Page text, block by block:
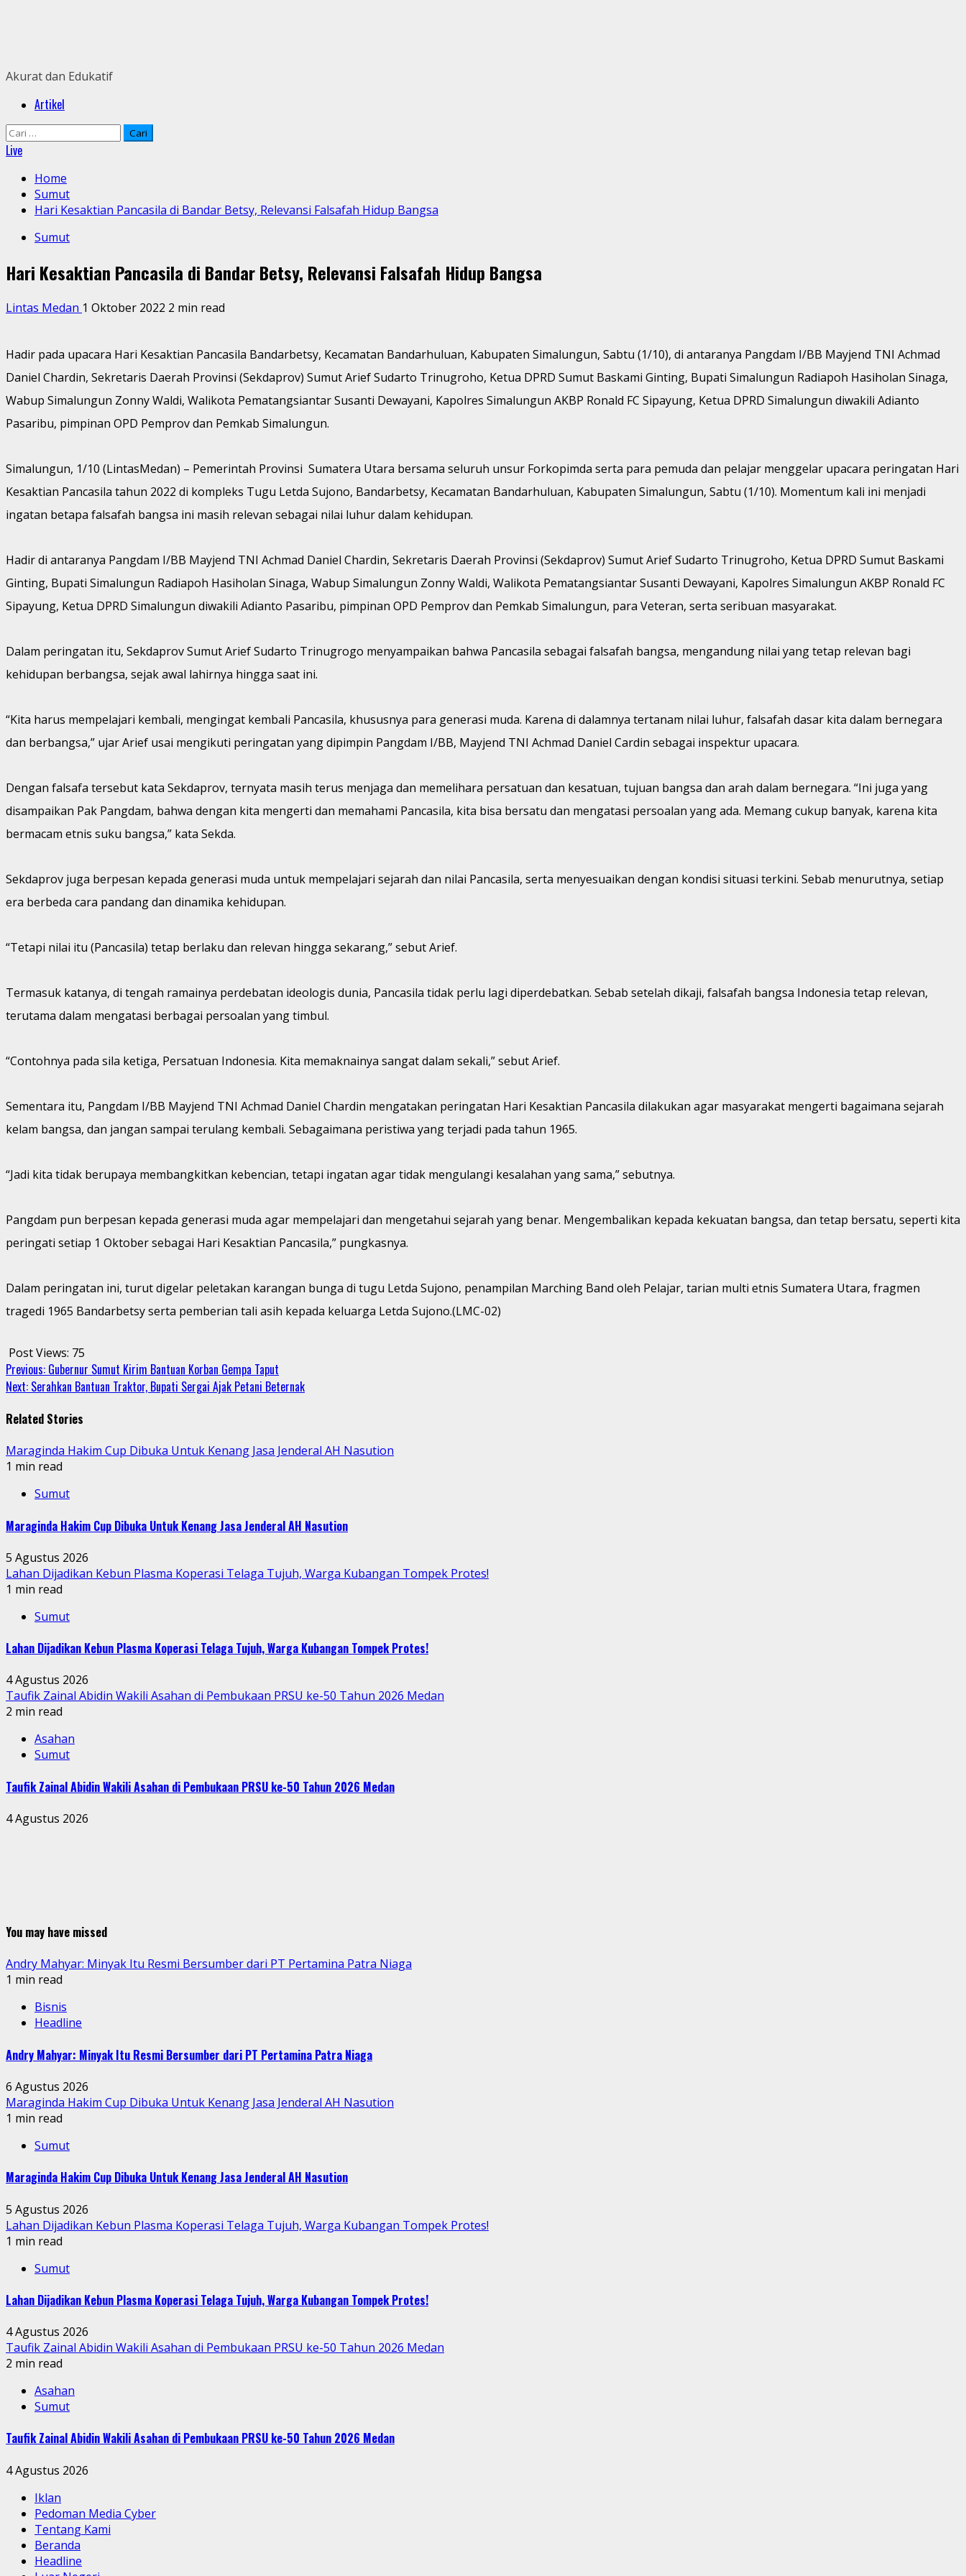
Akurat dan Edukatif
PrimaryArtikel
Cari
untuk:
Live
Home
Sumut
Hari Kesaktian Pancasila di Bandar Betsy, Relevansi Falsafah Hidup Bangsa
Sumut
Hari Kesaktian Pancasila di Bandar Betsy, Relevansi Falsafah Hidup Bangsa
Lintas Medan 1 Oktober 2022 2 min read
Hadir pada upacara Hari Kesaktian Pancasila Bandarbetsy, Kecamatan Bandarhuluan, Kabupaten Simalungun, Sabtu (1/10), di antaranya Pangdam I/BB Mayjend TNI Achmad
Daniel Chardin, Sekretaris Daerah Provinsi (Sekdaprov) Sumut Arief Sudarto Trinugroho, Ketua DPRD Sumut Baskami Ginting, Bupati Simalungun Radiapoh Hasiholan Sinaga,
Wabup Simalungun Zonny Waldi, Walikota Pematangsiantar Susanti Dewayani, Kapolres Simalungun AKBP Ronald FC Sipayung, Ketua DPRD Simalungun diwakili Adianto
Pasaribu, pimpinan OPD Pemprov dan Pemkab Simalungun.
Simalungun, 1/10 (LintasMedan) – Pemerintah Provinsi Sumatera Utara bersama seluruh unsur Forkopimda serta para pemuda dan pelajar menggelar upacara peringatan Hari
Kesaktian Pancasila tahun 2022 di kompleks Tugu Letda Sujono, Bandarbetsy, Kecamatan Bandarhuluan, Kabupaten Simalungun, Sabtu (1/10). Momentum kali ini menjadi
ingatan betapa falsafah bangsa ini masih relevan sebagai nilai luhur dalam kehidupan.
Hadir di antaranya Pangdam I/BB Mayjend TNI Achmad Daniel Chardin, Sekretaris Daerah Provinsi (Sekdaprov) Sumut Arief Sudarto Trinugroho, Ketua DPRD Sumut Baskami
Ginting, Bupati Simalungun Radiapoh Hasiholan Sinaga, Wabup Simalungun Zonny Waldi, Walikota Pematangsiantar Susanti Dewayani, Kapolres Simalungun AKBP Ronald FC
Sipayung, Ketua DPRD Simalungun diwakili Adianto Pasaribu, pimpinan OPD Pemprov dan Pemkab Simalungun, para Veteran, serta seribuan masyarakat.
Dalam peringatan itu, Sekdaprov Sumut Arief Sudarto Trinugrogo menyampaikan bahwa Pancasila sebagai falsafah bangsa, mengandung nilai yang tetap relevan bagi
kehidupan berbangsa, sejak awal lahirnya hingga saat ini.
“Kita harus mempelajari kembali, mengingat kembali Pancasila, khususnya para generasi muda. Karena di dalamnya tertanam nilai luhur, falsafah dasar kita dalam bernegara
dan berbangsa,” ujar Arief usai mengikuti peringatan yang dipimpin Pangdam I/BB, Mayjend TNI Achmad Daniel Cardin sebagai inspektur upacara.
Dengan falsafa tersebut kata Sekdaprov, ternyata masih terus menjaga dan memelihara persatuan dan kesatuan, tujuan bangsa dan arah dalam bernegara. “Ini juga yang
disampaikan Pak Pangdam, bahwa dengan kita mengerti dan memahami Pancasila, kita bisa bersatu dan mengatasi persoalan yang ada. Memang cukup banyak, karena kita
bermacam etnis suku bangsa,” kata Sekda.
Sekdaprov juga berpesan kepada generasi muda untuk mempelajari sejarah dan nilai Pancasila, serta menyesuaikan dengan kondisi situasi terkini. Sebab menurutnya, setiap
era berbeda cara pandang dan dinamika kehidupan.
“Tetapi nilai itu (Pancasila) tetap berlaku dan relevan hingga sekarang,” sebut Arief.
Termasuk katanya, di tengah ramainya perdebatan ideologis dunia, Pancasila tidak perlu lagi diperdebatkan. Sebab setelah dikaji, falsafah bangsa Indonesia tetap relevan,
terutama dalam mengatasi berbagai persoalan yang timbul.
“Contohnya pada sila ketiga, Persatuan Indonesia. Kita memaknainya sangat dalam sekali,” sebut Arief.
Sementara itu, Pangdam I/BB Mayjend TNI Achmad Daniel Chardin mengatakan peringatan Hari Kesaktian Pancasila dilakukan agar masyarakat mengerti bagaimana sejarah
kelam bangsa, dan jangan sampai terulang kembali. Sebagaimana peristiwa yang terjadi pada tahun 1965.
“Jadi kita tidak berupaya membangkitkan kebencian, tetapi ingatan agar tidak mengulangi kesalahan yang sama,” sebutnya.
Pangdam pun berpesan kepada generasi muda agar mempelajari dan mengetahui sejarah yang benar. Mengembalikan kepada kekuatan bangsa, dan tetap bersatu, seperti kita
peringati setiap 1 Oktober sebagai Hari Kesaktian Pancasila,” pungkasnya.
Dalam peringatan ini, turut digelar peletakan karangan bunga di tugu Letda Sujono, penampilan Marching Band oleh Pelajar, tarian multi etnis Sumatera Utara, fragmen
tragedi 1965 Bandarbetsy serta pemberian tali asih kepada keluarga Letda Sujono.(LMC-02)
Post Views: 75
Continue
Reading
Previous: Gubernur Sumut Kirim Bantuan Korban Gempa Taput
Next: Serahkan Bantuan Traktor, Bupati Sergai Ajak Petani Beternak
Related Stories
Maraginda Hakim Cup Dibuka Untuk Kenang Jasa Jenderal AH Nasution
1 min read
Sumut
Maraginda Hakim Cup Dibuka Untuk Kenang Jasa Jenderal AH Nasution
5 Agustus 2026
Lahan Dijadikan Kebun Plasma Koperasi Telaga Tujuh, Warga Kubangan Tompek Protes!
1 min read
Sumut
Lahan Dijadikan Kebun Plasma Koperasi Telaga Tujuh, Warga Kubangan Tompek Protes!
4 Agustus 2026
Taufik Zainal Abidin Wakili Asahan di Pembukaan PRSU ke-50 Tahun 2026 Medan
2 min read
Asahan
Sumut
Taufik Zainal Abidin Wakili Asahan di Pembukaan PRSU ke-50 Tahun 2026 Medan
4 Agustus 2026
You may have missed
Andry Mahyar: Minyak Itu Resmi Bersumber dari PT Pertamina Patra Niaga
1 min read
Bisnis
Headline
Andry Mahyar: Minyak Itu Resmi Bersumber dari PT Pertamina Patra Niaga
6 Agustus 2026
Maraginda Hakim Cup Dibuka Untuk Kenang Jasa Jenderal AH Nasution
1 min read
Sumut
Maraginda Hakim Cup Dibuka Untuk Kenang Jasa Jenderal AH Nasution
5 Agustus 2026
Lahan Dijadikan Kebun Plasma Koperasi Telaga Tujuh, Warga Kubangan Tompek Protes!
1 min read
Sumut
Lahan Dijadikan Kebun Plasma Koperasi Telaga Tujuh, Warga Kubangan Tompek Protes!
4 Agustus 2026
Taufik Zainal Abidin Wakili Asahan di Pembukaan PRSU ke-50 Tahun 2026 Medan
2 min read
Asahan
Sumut
Taufik Zainal Abidin Wakili Asahan di Pembukaan PRSU ke-50 Tahun 2026 Medan
4 Agustus 2026
Iklan
Pedoman Media Cyber
Tentang Kami
Beranda
Headline